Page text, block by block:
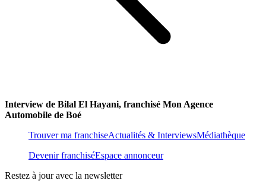
Interview de Bilal El Hayani, franchisé Mon Agence
Automobile de Boé
Trouver ma franchiseActualités & InterviewsMédiathèque
Devenir franchiséEspace annonceur
Restez à jour avec la newsletter